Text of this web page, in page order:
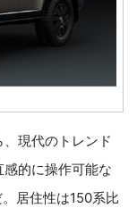
現代のトレンド
的に操作可能な
居住性は150系比